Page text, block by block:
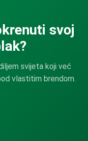
svoj
svijeta koji već
vlastitim brendom.